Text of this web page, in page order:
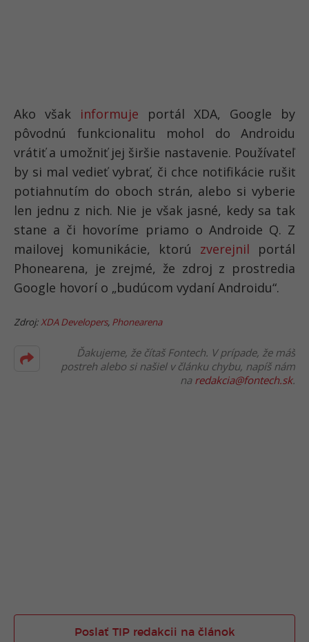
Ako však informuje portál XDA, Google by
pôvodnú funkcionalitu mohol do Androidu
vrátiť a umožniť jej širšie nastavenie. Používateľ
by si mal vedieť vybrať, či chce notifikácie rušiť
potiahnutím do oboch strán, alebo si vyberie
len jednu z nich. Nie je však jasné, kedy sa tak
stane a či hovoríme priamo o Androide Q. Z
mailovej komunikácie, ktorú zverejnil portál
Phonearena, je zrejmé, že zdroj z prostredia
Google hovorí o „budúcom vydaní Androidu“.
Zdroj:XDA Developers, Phonearena
Ďakujeme, že čítaš Fontech. V prípade, že máš
postreh alebo si našiel v článku chybu, napíš nám
na redakcia@fontech.sk.
Poslať TIP redakcii na článok